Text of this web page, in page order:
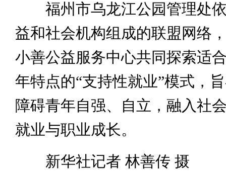
福州市乌龙江公园管理处依
益和社会机构组成的联盟网络
小善公益服务中心共同探索适
年特点的“支持性就业”模式，
障碍青年自强、自立，融入社
就业与职业成长。
新华社记者 林善传 摄